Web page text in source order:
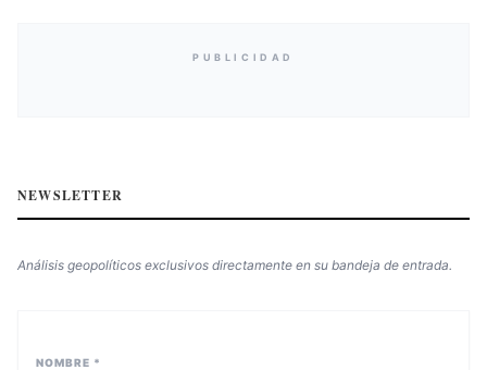
PUBLICIDAD
NEWSLETTER
Análisis geopolíticos exclusivos directamente en su bandeja de entrada.
NOMBRE *